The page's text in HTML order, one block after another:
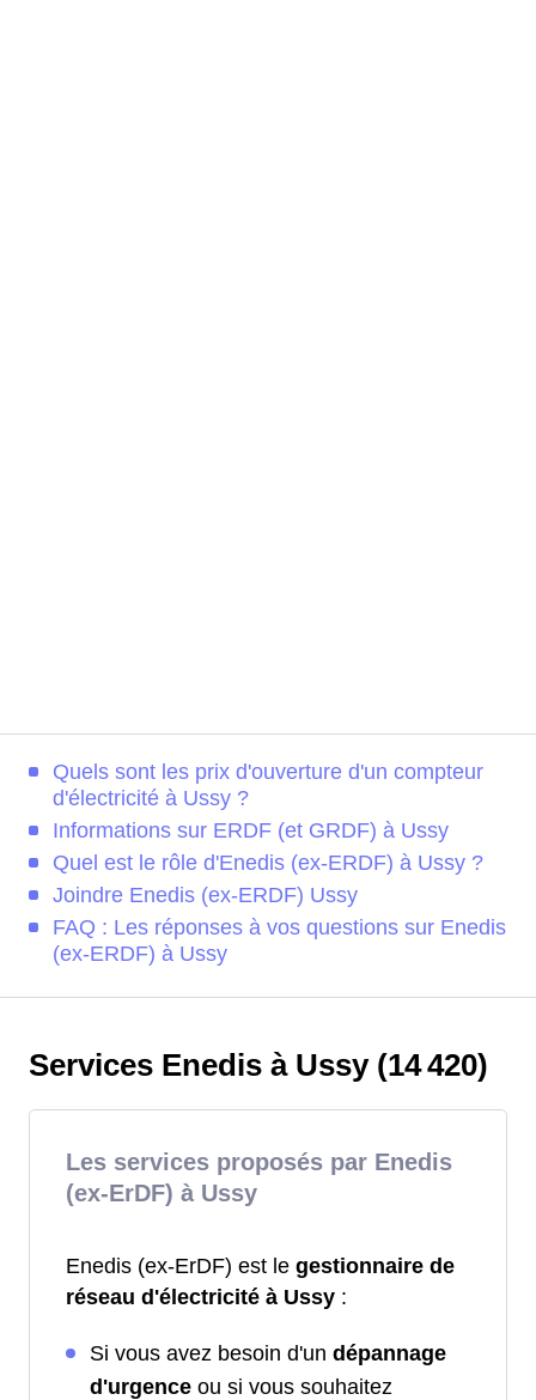
Quels sont les prix d'ouverture d'un compteur
d'électricité à Ussy ?
Informations sur ERDF (et GRDF) à Ussy
Quel est le rôle d'Enedis (ex-ERDF) à Ussy ?
Joindre Enedis (ex-ERDF) Ussy
FAQ : Les réponses à vos questions sur Enedis
(ex-ERDF) à Ussy
Services Enedis à Ussy (14 420)
Les services proposés par Enedis
(ex-ErDF) à Ussy
Enedis (ex-ErDF) est le gestionnaire de
réseau d'électricité à Ussy :
Si vous avez besoin d'un dépannage
d'urgence ou si vous souhaitez